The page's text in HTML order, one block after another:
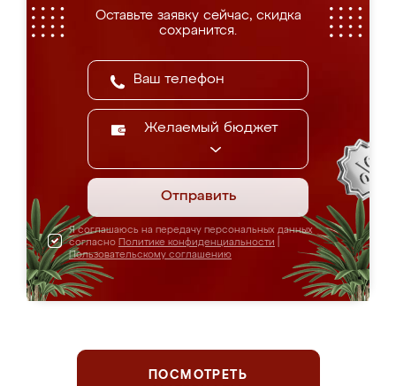
Оставьте заявку сейчас, скидка
сохранится.
Желаемый бюджет
Отправить
Я соглашаюсь на передачу персональных данных
согласно Политике конфиденциальности
Пользовательскому соглашению
ПОСМОТРЕТЬ